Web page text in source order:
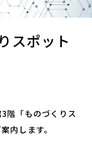
スポット
階「ものづくりス
内します。